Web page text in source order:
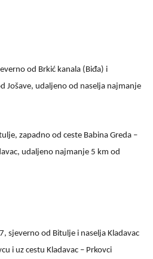
od Brkić kanala (Biđa) i
Jošave, udaljeno od naselja najmanje
zapadno od ceste Babina Greda –
udaljeno najmanje 5 km od
sjeverno od Bitulje i naselja Kladavac
i uz cestu Kladavac – Prkovci